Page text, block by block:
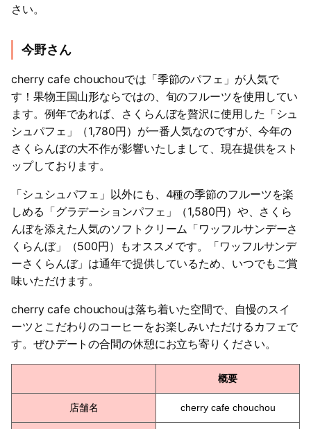
さい。
今野さん
cherry cafe chouchouでは「季節のパフェ」が人気で
す！果物王国山形ならではの、旬のフルーツを使用してい
ます。例年であれば、さくらんぼを贅沢に使用した「シュ
シュパフェ」（1,780円）が一番人気なのですが、今年の
さくらんぼの大不作が影響いたしまして、現在提供をスト
ップしております。
「シュシュパフェ」以外にも、4種の季節のフルーツを楽
しめる「グラデーションパフェ」（1,580円）や、さくら
んぼを添えた人気のソフトクリーム「ワッフルサンデーさ
くらんぼ」（500円）もオススメです。「ワッフルサンデ
ーさくらんぼ」は通年で提供しているため、いつでもご賞
味いただけます。
cherry cafe chouchouは落ち着いた空間で、自慢のスイ
ーツとこだわりのコーヒーをお楽しみいただけるカフェで
す。ぜひデートの合間の休憩にお立ち寄りください。
概要
店舗名 cherry cafe chouchou